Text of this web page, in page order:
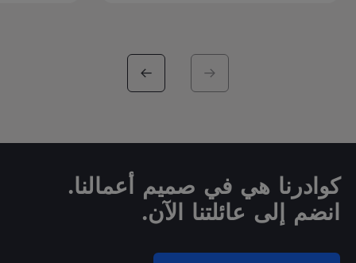
كوادرنا هي في صميم أعمالنا.
انضم إلى عائلتنا الآن.